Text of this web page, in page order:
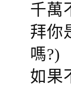
千萬
拜你
嗎?)
如果